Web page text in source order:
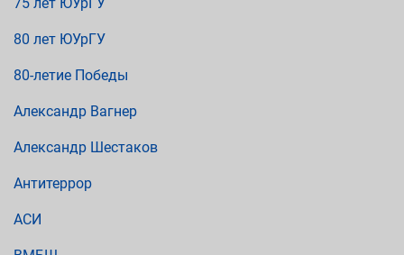
80 лет ЮУрГУ
80-летие Победы
Александр Вагнер
Александр Шестаков
Антитеррор
АСИ